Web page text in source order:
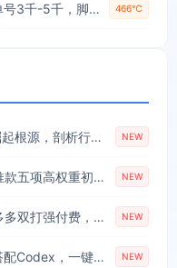
魔兽亚服一命模式，10天成号-单号3千-5千，脚本全自动操作，保姆级教学【揭秘】 466℃
新能源车行业深度解析：拆解产业崛起根源，剖析行业内卷与海外贸易争端现状 NEW
2026淘宝从零到爆2.0第85期；主推款五项高权重初始设置，改销量评晒秒单快速破零积累基础权重 NEW
拼多多打爆班原创技术第62期，拼多多双打强付费，原创起店技术，稳权重高投产 NEW
AI自动化电脑操控实战：ChatGPT搭配Codex，一键指令远程自动操控电脑完成工作 NEW